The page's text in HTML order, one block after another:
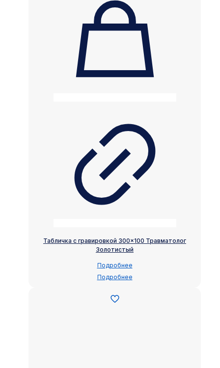
Табличка с гравировкой 300×100 Травматолог
Золотистый
Подробнее
Подробнее